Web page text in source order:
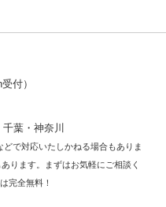
付）
葉・神奈川
で対応いたしかねる場合もありま
ります。まずはお気軽にご相談く
完全無料！